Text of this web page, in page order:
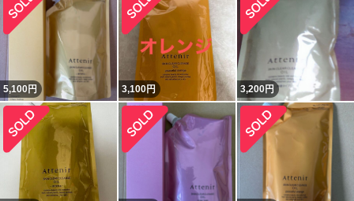
5,100円 3,100円 3,200円